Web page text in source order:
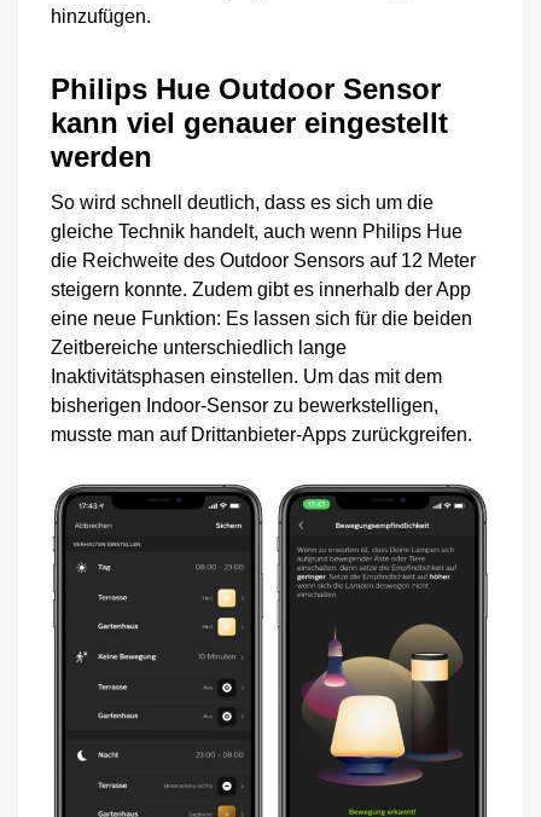
hinzufügen.
Philips Hue Outdoor Sensor
kann viel genauer eingestellt
werden
So wird schnell deutlich, dass es sich um die
gleiche Technik handelt, auch wenn Philips Hue
die Reichweite des Outdoor Sensors auf 12 Meter
steigern konnte. Zudem gibt es innerhalb der App
eine neue Funktion: Es lassen sich für die beiden
Zeitbereiche unterschiedlich lange
Inaktivitätsphasen einstellen. Um das mit dem
bisherigen Indoor-Sensor zu bewerkstelligen,
musste man auf Drittanbieter-Apps zurückgreifen.